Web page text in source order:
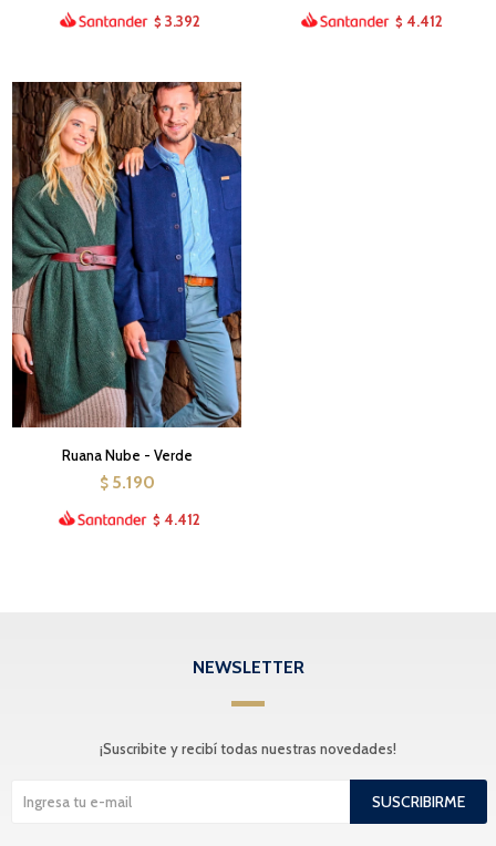
$ 3.392 $ 4.412
Ruana Nube - Verde
$ 5.190
$ 4.412
NEWSLETTER
¡Suscribite y recibí todas nuestras novedades!
SUSCRIBIRME